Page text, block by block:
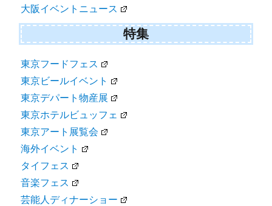
大阪イベントニュース
特集
東京フードフェス
東京ビールイベント
東京デパート物産展
東京ホテルビュッフェ
東京アート展覧会
海外イベント
タイフェス
音楽フェス
芸能人ディナーショー